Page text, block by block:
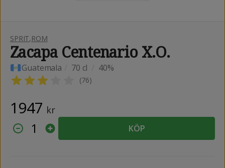
SPRIT,ROM
Zacapa Centenario X.O.
Guatemala 70 cl 40%
(76)
1947 kr
1 KÖP